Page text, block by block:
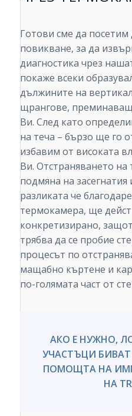
Готови сме да
повикване, за да
диагностика чрез
покаже всеки
дължините на
щрангове,
Ви. След като
на теча – бързо ще го
избавим от високата
Ви. Отстраняването на
подмяна на
разликата че
термокамера, ще
конкретизирано,
трябва да се пробие
процесът по
мащабно къртене и
по-голямата част от
АКО Е НУЖНО,
УЧАСТЪЦИ
ПОМОЩТА НА
НА